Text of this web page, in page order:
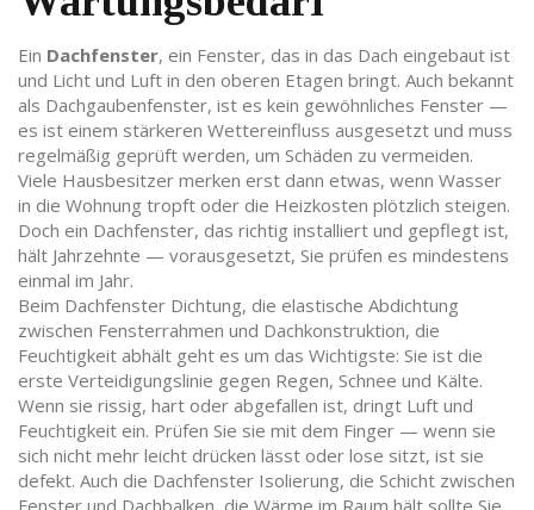
Ein Dachfenster, ein Fenster, das in das Dach eingebaut ist
und Licht und Luft in den oberen Etagen bringt. Auch bekannt
als Dachgaubenfenster, ist es kein gewöhnliches Fenster —
es ist einem stärkeren Wettereinfluss ausgesetzt und muss
regelmäßig geprüft werden, um Schäden zu vermeiden.
Viele Hausbesitzer merken erst dann etwas, wenn Wasser
in die Wohnung tropft oder die Heizkosten plötzlich steigen.
Doch ein Dachfenster, das richtig installiert und gepflegt ist,
hält Jahrzehnte — vorausgesetzt, Sie prüfen es mindestens
einmal im Jahr.
Beim Dachfenster Dichtung, die elastische Abdichtung
zwischen Fensterrahmen und Dachkonstruktion, die
Feuchtigkeit abhält geht es um das Wichtigste: Sie ist die
erste Verteidigungslinie gegen Regen, Schnee und Kälte.
Wenn sie rissig, hart oder abgefallen ist, dringt Luft und
Feuchtigkeit ein. Prüfen Sie sie mit dem Finger — wenn sie
sich nicht mehr leicht drücken lässt oder lose sitzt, ist sie
defekt. Auch die Dachfenster Isolierung, die Schicht zwischen
Fenster und Dachbalken, die Wärme im Raum hält sollte Sie